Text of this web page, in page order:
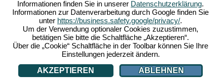
Farm eine Vielzahl herausragender
Spielerlebnisse. Hole dir unterschiedliche Pferde-
Arten auf deine Ranch. Erlebe das einzigartige
Online Pferdespiel am PC. Spiel mit!
eine
Informationen finden Sie in unserer Datenschutzerklärung.
Informationen zur Datenverarbeitung durch Google finden Sie
unter https://business.safety.google/privacy/.
Um der Verwendung optionaler Cookies zuzustimmen,
betätigen Sie bitte die Schaltfläche „Akzeptieren“.
Über die „Cookie“ Schaltfläche in der Toolbar können Sie Ihre
Einstellungen jederzeit ändern.
AKZEPTIEREN
ABLEHNEN